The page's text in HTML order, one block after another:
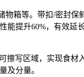
箱等。带扣/密封
提升60%，有效
写区域，实现食
及分量。